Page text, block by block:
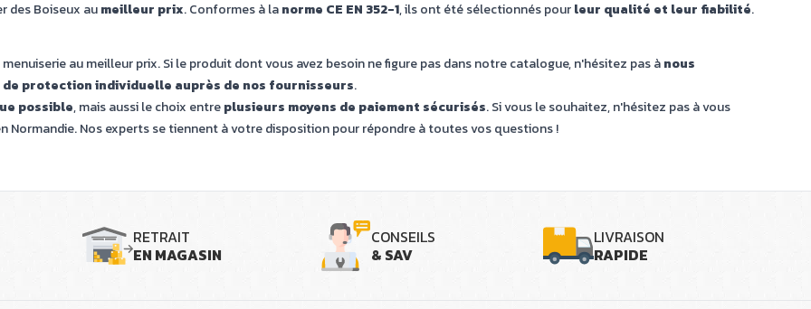
des Boiseux aumeilleur prix. Conformes à lanorme CE EN 352-1, ils ont été sélectionnés pourleur qualité et leur fiabilité.
au meilleur prix. Si le produit dont vous avez besoin ne figure pas dans notre catalogue, n'hésitez pas ànous
de protection individuelle auprès de nos fournisseurs.
possible, mais aussi le choix entreplusieurs moyens de paiement sécurisés. Si vous le souhaitez, n'hésitez pas à vous
Normandie. Nos experts se tiennent à votre disposition pour répondre à toutes vos questions !
RETRAIT
EN MAGASIN
CONSEILS
& SAV
LIVRAISON
RAPIDE